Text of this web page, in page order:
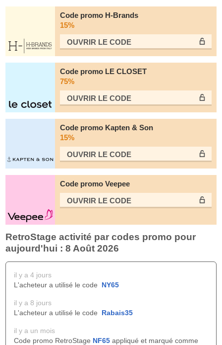
Code promo H-Brands
15%
OUVRIR LE СODE
Code promo LE CLOSET
75%
OUVRIR LE СODE
Code promo Kapten & Son
15%
OUVRIR LE СODE
Code promo Veepee
OUVRIR LE СODE
RetroStage activité par codes promo pour
aujourd'hui : 8 Août 2026
il y a 4 jours
L'acheteur a utilisé le code NY65
il y a 8 jours
L'acheteur a utilisé le code Rabais35
il y a un mois
Code promo RetroStage NF65 appliqué et marqué comme